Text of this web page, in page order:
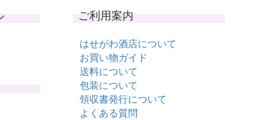
ご利用案内
はせがわ酒店について
お買い物ガイド
送料について
包装について
領収書発行について
よくある質問